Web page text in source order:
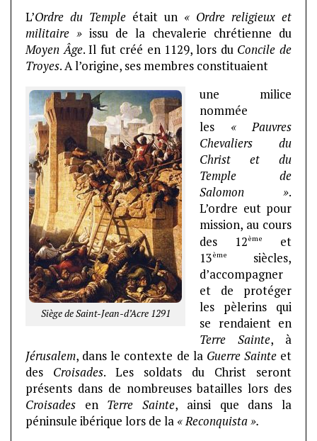
L’Ordre du Temple était un « Ordre religieux et
militaire » issu de la chevalerie chrétienne du
Moyen Âge. Il fut créé en 1129, lors du Concile de
Troyes. A l’origine, ses membres constituaient
Siège de Saint-Jean-d’Acre 1291
une milice
nommée
les « Pauvres
Chevaliers du
Christ et du
Temple de
Salomon ».
L’ordre eut pour
mission, au cours
des 12ème
et
13ème
siècles,
d’accompagner
et de protéger
les pèlerins qui
se rendaient en
Terre Sainte, à
Jérusalem, dans le contexte de la Guerre Sainteet
des Croisades. Les soldats du Christ seront
présents dans de nombreuses batailles lors des
Croisades en Terre Sainte, ainsi que dans la
péninsule ibérique lors de la « Reconquista ».